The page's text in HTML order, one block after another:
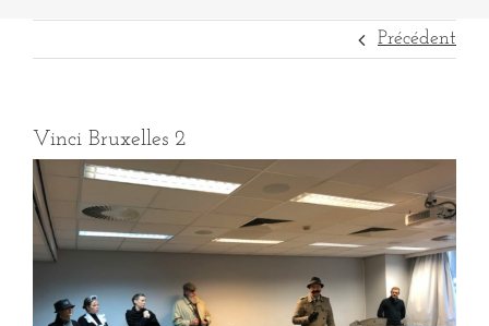
Précédent
Vinci Bruxelles 2